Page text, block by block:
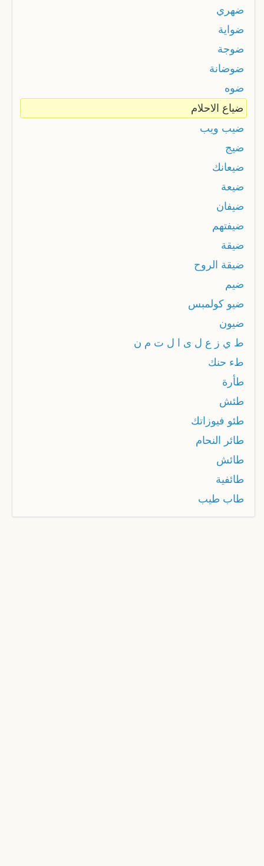
ضهري
ضواية
ضوجة
ضوضانة
ضوه
ضياع الاحلام
ضيب ويب
ضيج
ضيعانك
ضيعة
ضيفان
ضيفتهم
ضيقة
ضيقة الروح
ضيم
ضيو كولمبس
ضيون
ط ي ز ع ل ى ا ل ت م ن
طء حنك
طأرة
طئش
طئو فيوزاتك
طائر النحام
طائش
طائفية
طاب طيب